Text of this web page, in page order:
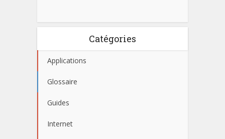
Catégories
Applications
Glossaire
Guides
Internet